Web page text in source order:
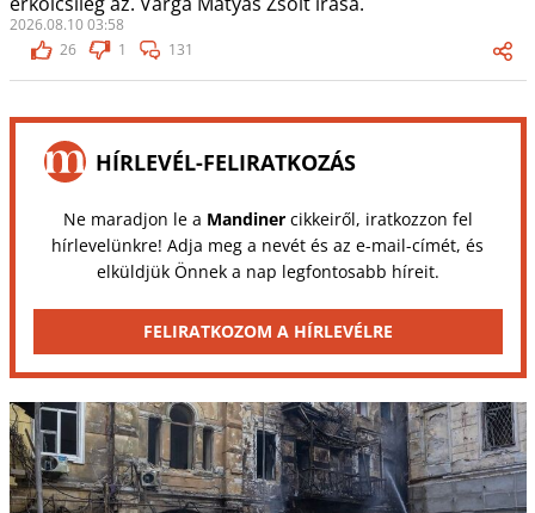
2026.08.10 03:58
26
1 131
HÍRLEVÉL-FELIRATKOZÁS
Ne maradjon le a Mandinercikkeiről, iratkozzon fel
hírlevelünkre! Adja meg a nevét és az e-mail-címét, és
elküldjük Önnek a nap legfontosabb híreit.
FELIRATKOZOM A HÍRLEVÉLRE